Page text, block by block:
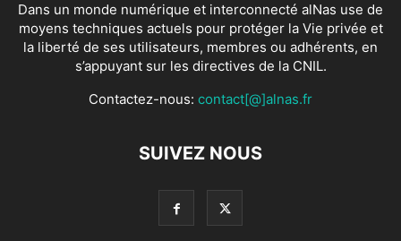
Dans un monde numérique et interconnecté alNas use de
moyens techniques actuels pour protéger la Vie privée et
la liberté de ses utilisateurs, membres ou adhérents, en
s’appuyant sur les directives de la CNIL.
Contactez-nous: contact[@]alnas.fr
SUIVEZ NOUS